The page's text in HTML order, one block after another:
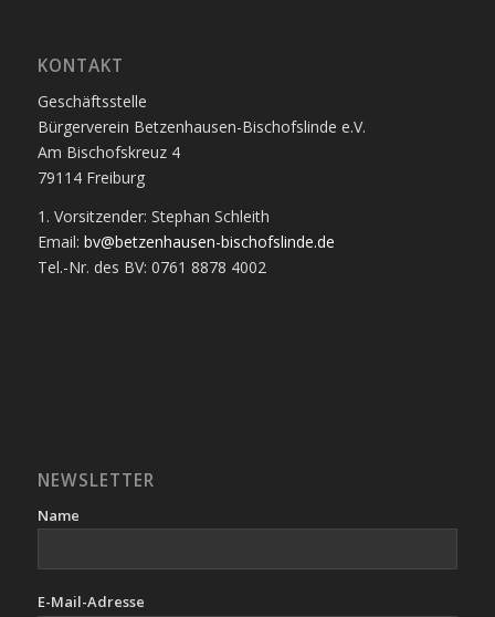
KONTAKT
Geschäftsstelle
Bürgerverein Betzenhausen-Bischofslinde e.V.
Am Bischofskreuz 4
79114 Freiburg
1. Vorsitzender: Stephan Schleith
Email: bv@betzenhausen-bischofslinde.de
Tel.-Nr. des BV: 0761 8878 4002
NEWSLETTER
Name
E-Mail-Adresse